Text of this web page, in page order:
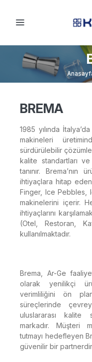
Brema, Ar-Ge
olarak yenilikçi
verimliliğini ön
süreçlerinde
uluslararası kalite
markadır. Müşteri
tutmayı hedefleyen
güvenilir bir
1985 yılında
makineleri
sürdürülebilir
kalite standartları
tanınır.
ihtiyaçlara hitap
Finger, Ice Pebbles,
makinelerini içerir.
ihtiyaçlarını
(Otel, Restoran,
kullanılmaktadır.
BREMA